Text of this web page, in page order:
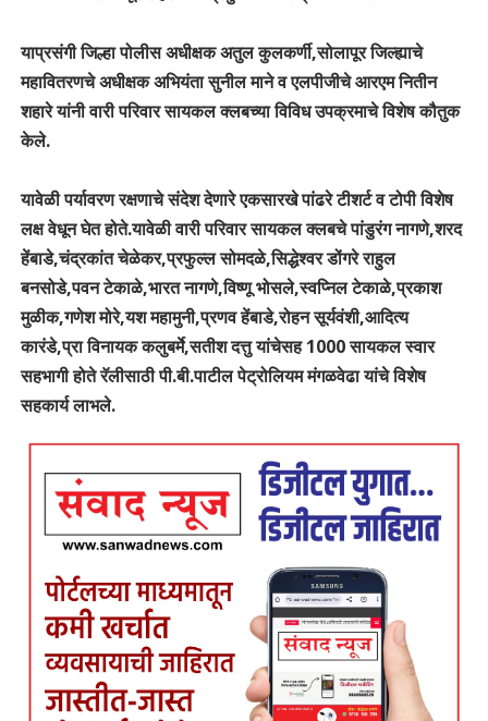
याप्रसंगी जिल्हा पोलीस अधीक्षक अतुल कुलकर्णी,सोलापूर जिल्ह्याचे
महावितरणचे अधीक्षक अभियंता सुनील माने व एलपीजीचे आरएम नितीन
शहारे यांनी वारी परिवार सायकल क्लबच्या विविध उपक्रमाचे विशेष कौतुक
केले.
यावेळी पर्यावरण रक्षणाचे संदेश देणारे एकसारखे पांढरे टीशर्ट व टोपी विशेष
लक्ष वेधून घेत होते.यावेळी वारी परिवार सायकल क्लबचे पांडुरंग नागणे,शरद
हेंबाडे,चंद्रकांत चेळेकर,प्रफुल्ल सोमदळे,सिद्धेश्वर डोंगरे राहुल
बनसोडे,पवन टेकाळे,भारत नागणे,विष्णू भोसले,स्वप्निल टेकाळे,प्रकाश
मुळीक,गणेश मोरे,यश महामुनी,प्रणव हेंबाडे,रोहन सूर्यवंशी,आदित्य
कारंडे,प्रा विनायक कलुबर्मे,सतीश दत्तु यांचेसह 1000 सायकल स्वार
सहभागी होते रॅलीसाठी पी.बी.पाटील पेट्रोलियम मंगळवेढा यांचे विशेष
सहकार्य लाभले.